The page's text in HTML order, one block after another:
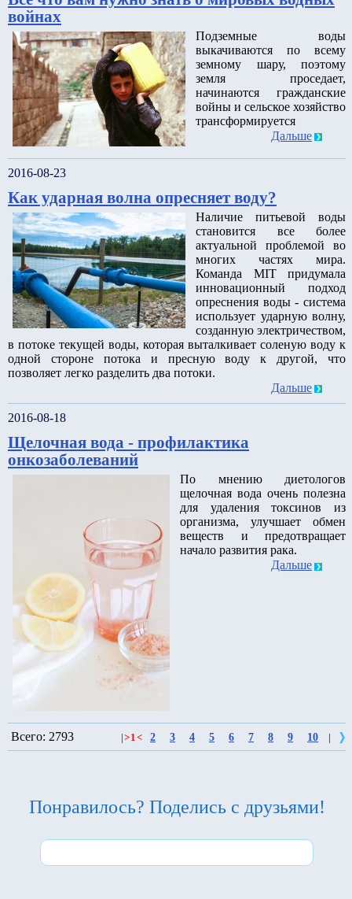
войнах
Подземные воды
выкачиваются по всему
земному шару, поэтому
земля проседает,
начинаются гражданские
войны и сельское хозяйство
трансформируется
Дальше
2016-08-23
Как ударная волна опресняет воду?
Наличие питьевой воды
становится все более
актуальной проблемой во
многих частях мира.
Команда MIT придумала
инновационный подход
опреснения воды - система
использует ударную волну,
созданную электричеством,
в потоке текущей воды, которая выталкивает соленую воду к
одной стороне потока и пресную воду к другой, что
позволяет легко разделить два потоки.
Дальше
2016-08-18
Щелочная вода - профилактика
онкозаболеваний
По мнению диетологов
щелочная вода очень полезна
для удаления токсинов из
организма, улучшает обмен
веществ и предотвращает
начало развития рака.
Дальше
Всего: 2793 >1< 2 3 4 5 6 7 8 9 10
Понравилось? Поделись с друзьями!